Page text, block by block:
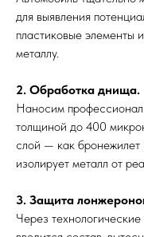
для выявления
пластиковые элементы
металлу.
2. Обработка днища.
Наносим
толщиной до 400
слой — как
изолирует металл от
3. Защита
Через